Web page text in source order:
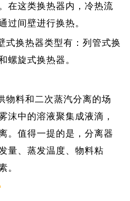
在这类换热器内，冷热流
过间壁进行换热。
式换热器类型有：列管式换
螺旋式换热器。
物料和二次蒸汽分离的场
沫中的溶液聚集成液滴，
。值得一提的是，分离器
量、蒸发温度、物料粘
。